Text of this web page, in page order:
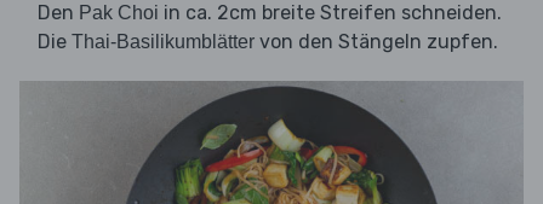
Den Pak Choi in ca. 2cm breite Streifen schneiden.
Die Thai-Basilikumblätter von den Stängeln zupfen.